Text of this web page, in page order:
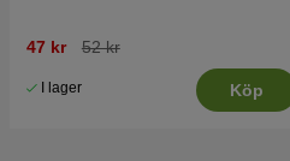
47 kr 52 kr
I lager Köp